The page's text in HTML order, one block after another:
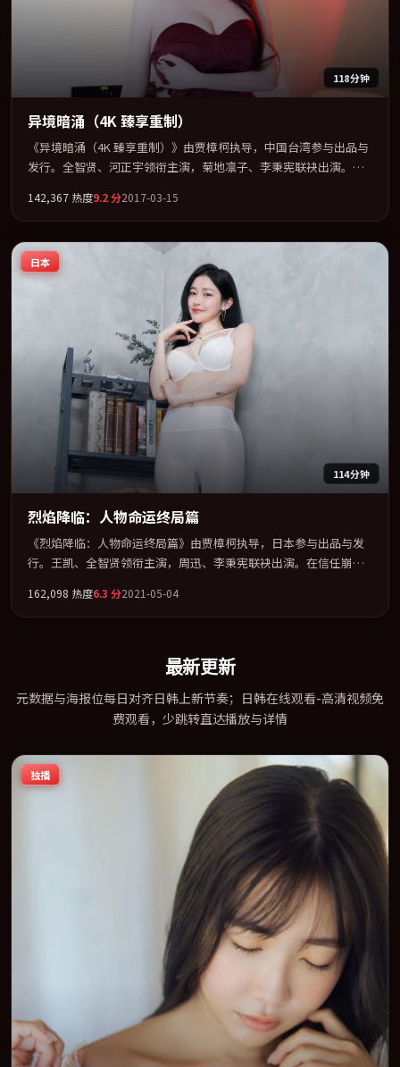
118分钟
异境暗涌（4K 臻享重制）
《异境暗涌（4K 臻享重制）》由贾樟柯执导，中国台湾参与出品与
发行。全智贤、河正宇领衔主演，菊地凛子、李秉宪联袂出演。节
骨架，在叙事、表演与视听上力求统一。定于 2017-12-07 在内地院
线及主流平台同步亮相，2017 年度话题片中口碑稳健，适合喜欢强
情节与人物弧光的观众完整观看。
142,367 热度9.2分2017-03-15
日本
114分钟
烈焰降临：人物命运终局篇
《烈焰降临：人物命运终局篇》由贾樟柯执导，日本参与出品与发
行。王凯、全智贤领衔主演，周迅、李秉宪联袂出演。在信任崩塌
表演与视听上力求统一。定于 2021-08-19 在内地院线及主流平台同
步亮相，2021 年度话题片中口碑稳健，适合喜欢强情节与人物弧光
162,098 热度6.3 分2021-05-04
最新更新
元数据与海报位每日对齐日韩上新节奏；日韩在线观看-高清视频免
费观看，少跳转直达播放与详情
独播